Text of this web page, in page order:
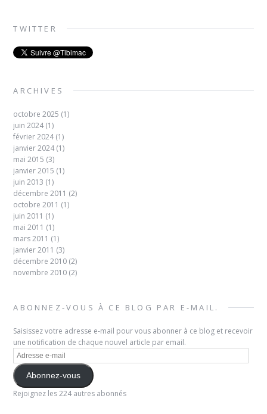
TWITTER
ARCHIVES
octobre 2025 (1)
juin 2024(1)
février 2024(1)
janvier 2024(1)
mai 2015 (3)
janvier 2015 (1)
juin 2013 (1)
décembre 2011 (2)
octobre 2011 (1)
juin 2011 (1)
mai 2011 (1)
mars 2011 (1)
janvier 2011 (3)
décembre 2010 (2)
novembre 2010 (2)
ABONNEZ-VOUS À CE BLOG PAR E-MAIL.
Saisissez votre adresse e-mail pour vous abonner à ce blog et recevoir
une notification de chaque nouvel article par email.
Adresse
e-
mailAbonnez-vous
Rejoignez les 224 autres abonnés